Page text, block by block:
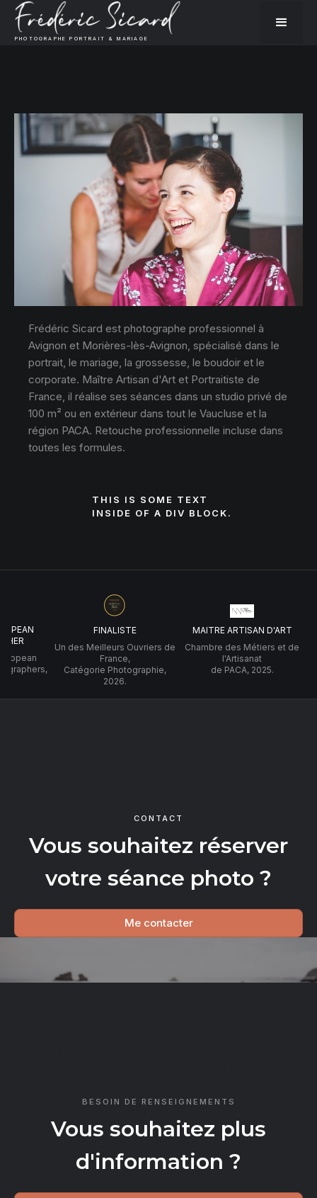
PHOTOGRAPHE PORTRAIT & MARIAGE
Frédéric Sicard est photographe professionnel à
Avignon et Morières-lès-Avignon, spécialisé dans le
portrait, le mariage, la grossesse, le boudoir et le
corporate. Maître Artisan d'Art et Portraitiste de
France, il réalise ses séances dans un studio privé de
100 m² ou en extérieur dans tout le Vaucluse et la
région PACA. Retouche professionnelle incluse dans
toutes les formules.
THIS IS SOME TEXT
INSIDE OF A DIV BLOCK.
MAITRE ARTISAN D'ART
Chambre des Métiers et de
l'Artisanat
de PACA, 2025.
FINALISTE
Un des Meilleurs Ouvriers de
France,
Catégorie Photographie,
2026.
CONTACT
Vous souhaitez réserver
votre séance photo ?
Me contacter
BESOIN DE RENSEIGNEMENTS
Vous souhaitez plus
d'information ?